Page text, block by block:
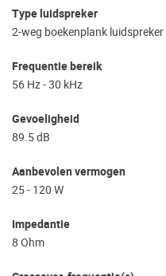
Type luidspreker
2-weg boekenplank luidspreker
Frequentie bereik
56 Hz - 30 kHz
Gevoeligheid
89.5 dB
Aanbevolen vermogen
25 - 120 W
Impedantie
8 Ohm